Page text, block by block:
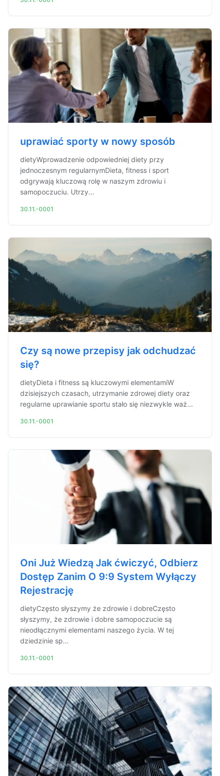
uprawiać sporty w nowy sposób
dietyWprowadzenie odpowiedniej diety przy
jednoczesnym regularnymDieta, fitness i sport
odgrywają kluczową rolę w naszym zdrowiu i
samopoczuciu. Utrzy...
30.11.-0001
Czy są nowe przepisy jak odchudzać
się?
dietyDieta i fitness są kluczowymi elementamiW
dzisiejszych czasach, utrzymanie zdrowej diety oraz
regularne uprawianie sportu stało się niezwykle waż...
30.11.-0001
Oni Już Wiedzą Jak ćwiczyć, Odbierz
Dostęp Zanim O 9:9 System Wyłączy
Rejestrację
dietyCzęsto słyszymy że zdrowie i dobreCzęsto
słyszymy, że zdrowie i dobre samopoczucie są
nieodłącznymi elementami naszego życia. W tej
dziedzinie sp...
30.11.-0001